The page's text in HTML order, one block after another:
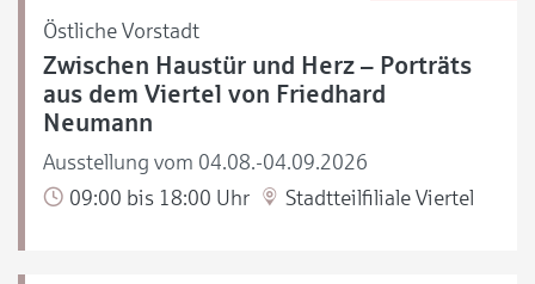
Östliche Vorstadt
Zwischen Haustür und Herz – Porträts
aus dem Viertel von Friedhard
Neumann
Ausstellung vom 04.08.-04.09.2026
09:00 bis 18:00 Uhr
Stadtteilfiliale Viertel